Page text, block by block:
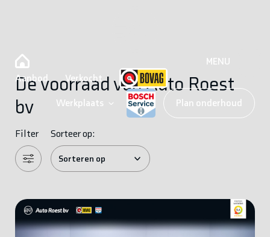
Aanbod Verkocht
Werkplaats Plan onderhoud
MENU
De voorraad van Auto Roest
bv
Filter Sorteer op: